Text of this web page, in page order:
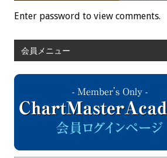
Enter password to view comments.
会員メニュー